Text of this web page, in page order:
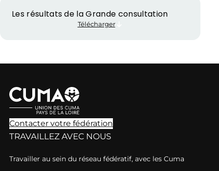
Les résultats de la Grande consultation
Télécharger
Contacter votre fédération
TRAVAILLEZ AVEC NOUS
Travailler au sein du réseau fédératif, avec les Cuma